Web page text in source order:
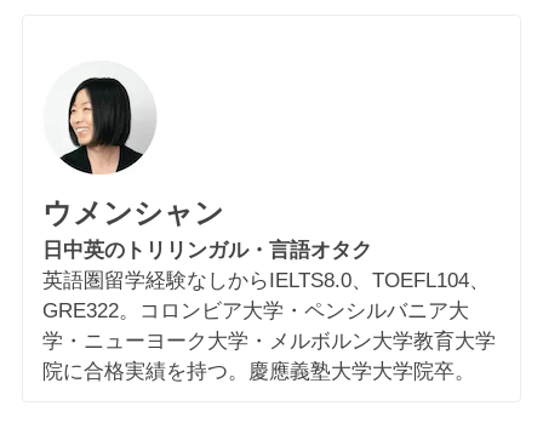
ウメンシャン
日中英のトリリンガル・言語オタク
英語圏留学経験なしからIELTS8.0、TOEFL104、
GRE322。コロンビア大学・ペンシルバニア大
学・ニューヨーク大学・メルボルン大学教育大学
院に合格実績を持つ。慶應義塾大学大学院卒。